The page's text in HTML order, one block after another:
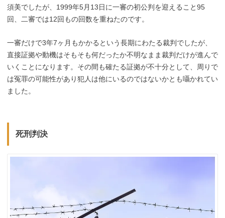
須美でしたが、1999年5月13日に一審の初公判を迎えること95
回、二審では12回もの回数を重ねたのです。
一審だけで3年7ヶ月もかかるという長期にわたる裁判でしたが、
直接証拠や動機はそもそも何だったか不明なまま裁判だけが進んで
いくことになります。その間も確たる証拠が不十分として、周りで
は冤罪の可能性があり犯人は他にいるのではないかとも囁かれてい
ました。
死刑判決